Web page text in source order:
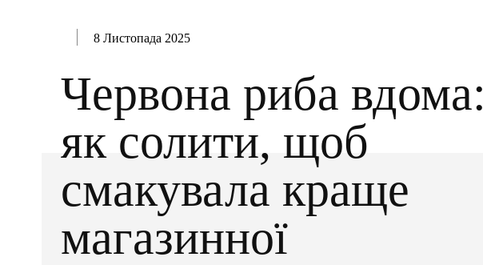
8 Листопада 2025
Червона риба вдома:
як солити, щоб
смакувала краще
магазинної